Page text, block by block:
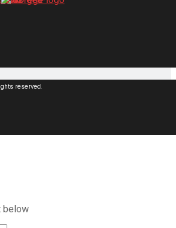
reserved.
below